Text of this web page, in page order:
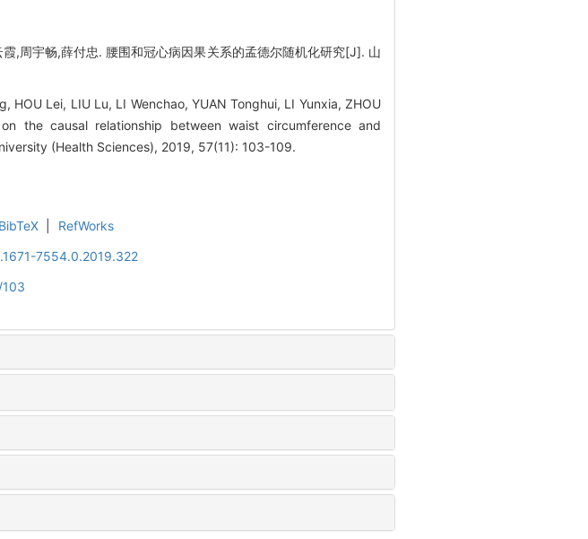
,周宇畅,薛付忠. 腰围和冠心病因果关系的孟德尔随机化研究[J]. 山
HOU Lei, LIU Lu, LI Wenchao, YUAN Tonghui, LI Yunxia, ZHOU
the causal relationship between waist circumference and
(Health Sciences), 2019, 57(11): 103-109.
BibTeX
RefWorks
7554.0.2019.322